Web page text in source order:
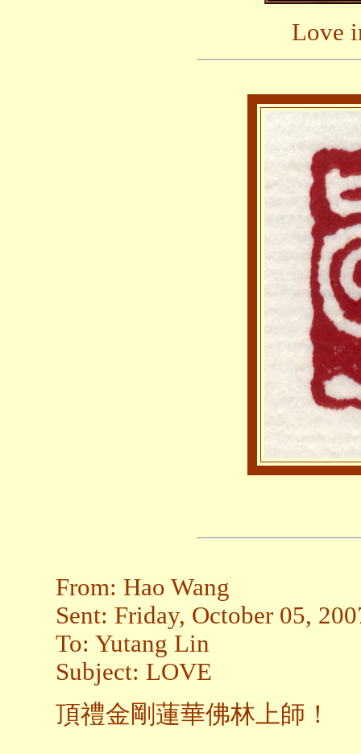
Love
From: Hao Wang
Sent: Friday, October 05,
To: Yutang Lin
Subject: LOVE
頂禮金剛蓮華佛林上師！